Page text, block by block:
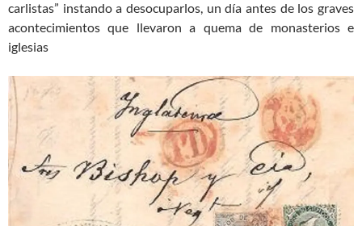
carlistas” instando a desocuparlos, un día antes de los graves
acontecimientos que llevaron a quema de monasterios e
iglesias